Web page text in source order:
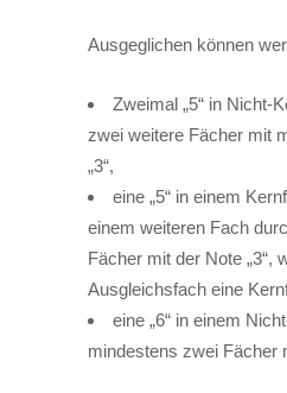
Ausgeglichen können
Zweimal „5“ in Nicht-
zwei weitere Fächer mit
„3“,
eine „5“ in einem
einem weiteren Fach
Fächer mit der Note „3“,
Ausgleichsfach eine
eine „6“ in einem
mindestens zwei Fächer